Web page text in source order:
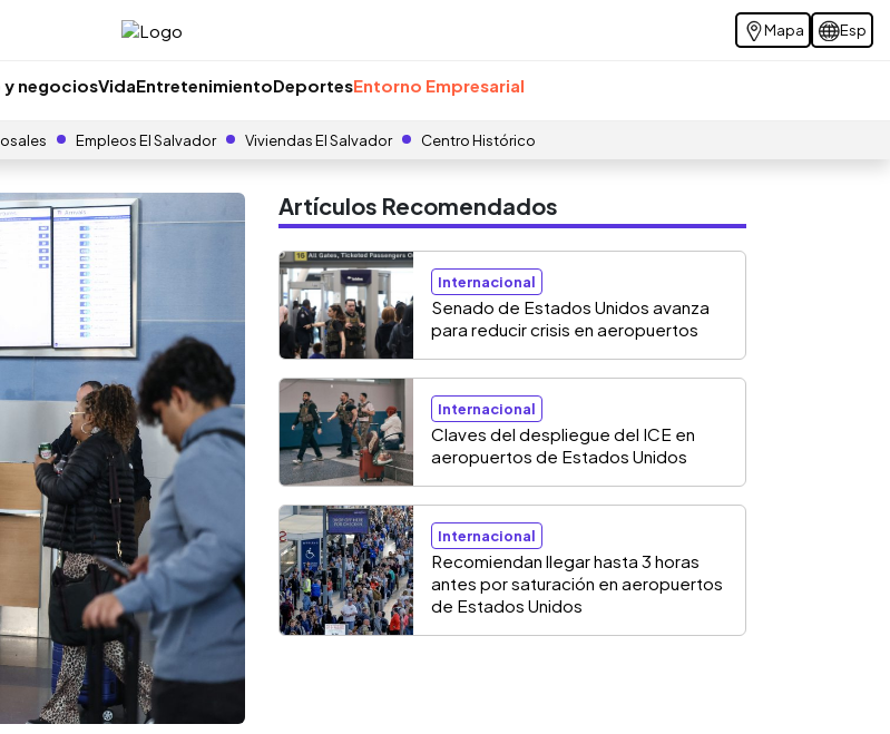
Mapa Esp
y negociosVidaEntretenimientoDeportesEntorno Empresarial
Empleos El Salvador Viviendas El Salvador Centro Histórico
Artículos Recomendados
Internacional
Senado de Estados Unidos avanza
para reducir crisis en aeropuertos
Internacional
Claves del despliegue del ICE en
aeropuertos de Estados Unidos
Internacional
Recomiendan llegar hasta 3 horas
antes por saturación en aeropuertos
de Estados Unidos